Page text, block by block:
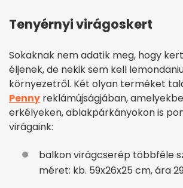
Tenyérnyi virágoskert
Sokaknak nem adatik meg, hogy
éljenek, de nekik sem kell
környezetről. Két olyan terméket
Penny reklámújságjában,
erkélyeken, ablakpárkányokon is
virágaink:
balkon virágcserép többféle
méret: kb. 59x26x25 cm, ára